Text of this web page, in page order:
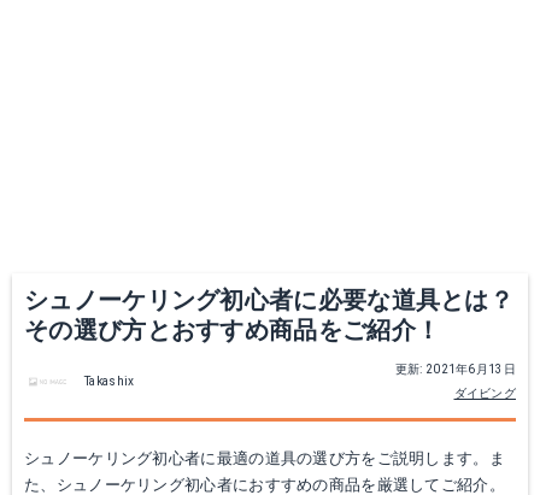
シュノーケリング初心者に必要な道具とは？
その選び方とおすすめ商品をご紹介！
更新: 2021年6月13日
ダイビング
Takashix
シュノーケリング初心者に最適の道具の選び方をご説明します。ま
た、シュノーケリング初心者におすすめの商品を厳選してご紹介。